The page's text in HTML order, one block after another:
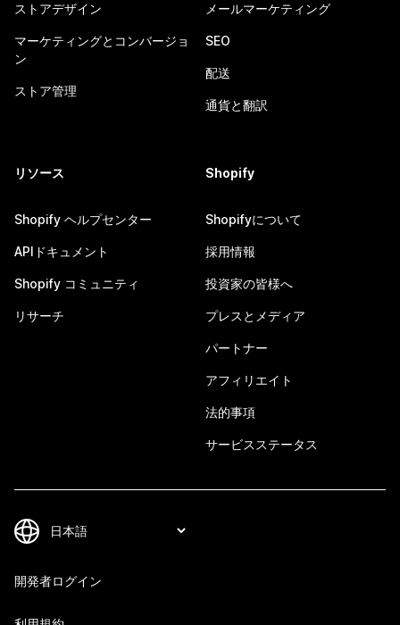
ストアデザイン
マーケティングとコンバージョ
ン
ストア管理
メールマーケティング
SEO
配送
通貨と翻訳
リソース
Shopify ヘルプセンター
APIドキュメント
Shopify コミュニティ
リサーチ
Shopify
Shopifyについて
採用情報
投資家の皆様へ
プレスとメディア
パートナー
アフィリエイト
法的事項
サービスステータス
開発者ログイン